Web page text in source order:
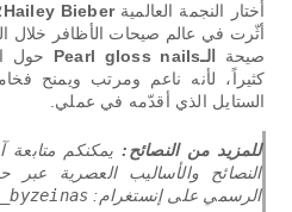
أختار النجمة العالميةHailey Bieber
أثّرت في عالم صيحات الأظافر خلال
صيحة
الـPearl gloss nails
حول
كثيراً، لأنه ناعم ومرتب ويمنح
الستايل الذي أقدّمه في عملي.
للمزيد من النصائح:يمكنكم متابعة
النصائح والأساليب العصرية عبر
الرسمي على إنستغرام: